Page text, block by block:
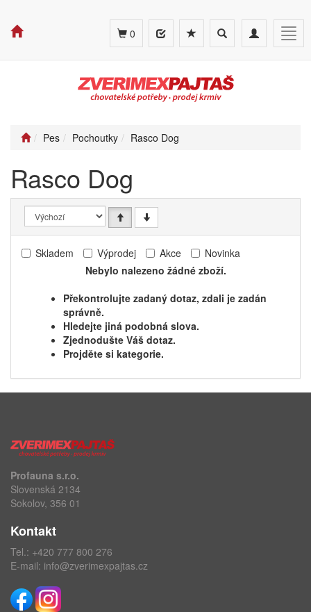
Toggle
navigation
Toggle
search
0
Pes Pochoutky Rasco Dog
Rasco Dog
Skladem Výprodej Akce
Novinka
Nebylo nalezeno žádné zboží.
Překontrolujte zadaný dotaz, zdali je zadán
správně.
Hledejte jiná podobná slova.
Zjednodušte Váš dotaz.
Projděte si kategorie.
Profauna s.r.o.
Slovenská 2134
Sokolov, 356 01
Kontakt
Tel.: +420 777 800 276
E-mail: info@zverimexpajtas.cz